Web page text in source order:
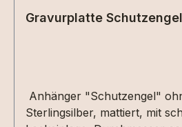
Gravurplatte Schutzengel
Anhänger "Schutzengel"
Sterlingsilber, mattiert, mit